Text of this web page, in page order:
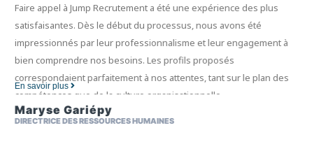
Faire appel à Jump Recrutement a été une expérience des plus
satisfaisantes. Dès le début du processus, nous avons été
impressionnés par leur professionnalisme et leur engagement à
bien comprendre nos besoins. Les profils proposés
correspondaient parfaitement à nos attentes, tant sur le plan des
compétences que de la culture organisationnelle.
En savoir plus
Maryse Gariépy
DIRECTRICE DES RESSOURCES HUMAINES